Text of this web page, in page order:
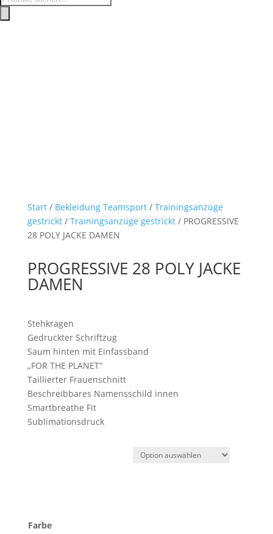
Start/ Bekleidung Teamsport/ Trainingsanzüge
gestrickt/ Trainingsanzüge gestrickt/ PROGRESSIVE
28 POLY JACKE DAMEN
PROGRESSIVE 28 POLY JACKE
DAMEN
Stehkragen
Gedruckter Schriftzug
Saum hinten mit Einfassband
„FOR THE PLANET“
Taillierter Frauenschnitt
Beschreibbares Namensschild innen
Smartbreathe Fit
Sublimationsdruck
Farbe